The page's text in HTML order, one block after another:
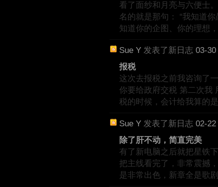
看了面纱和月亮与六便士
名的就是那句： “我知道
知道你的企图、你的理想
Sue Y 发表了新日志 03-
报税
这次去报税之前我咨询了
你要给政府交税 第二次我
税的时候，会计给我算的是
Sue Y 发表了新日志 02-
除了肝不动，简直完美
有了新电脑之后就把星铁
把主线看完了，非常震撼
是非常出色，新章全是歌